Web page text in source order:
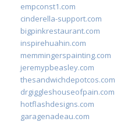
empconst1.com
cinderella-support.com
bigpinkrestaurant.com
inspirehuahin.com
memmingerspainting.com
jeremypbeasley.com
thesandwichdepotcos.com
drgiggleshouseofpain.com
hotflashdesigns.com
garagenadeau.com